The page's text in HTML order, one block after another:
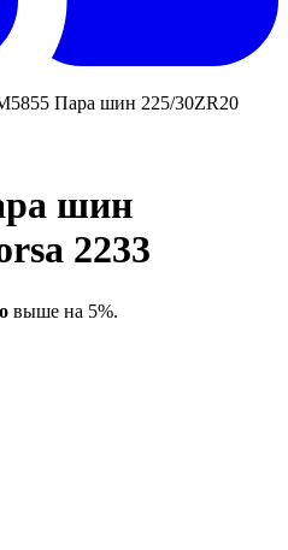
Пара шин 225/30ZR20
шин
2233
выше на 5%.